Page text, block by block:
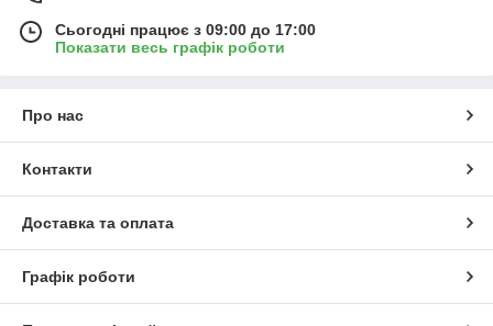
Сьогодні працює з 09:00 до 17:00
Показати весь графік роботи
Про нас
Контакти
Доставка та оплата
Графік роботи